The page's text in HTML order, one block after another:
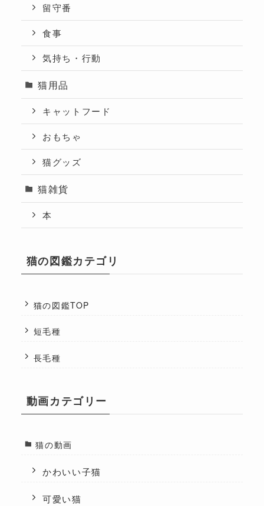
留守番
食事
気持ち・行動
猫用品
キャットフード
おもちゃ
猫グッズ
猫雑貨
本
猫の図鑑カテゴリ
猫の図鑑TOP
短毛種
長毛種
動画カテゴリー
猫の動画
かわいい子猫
可愛い猫